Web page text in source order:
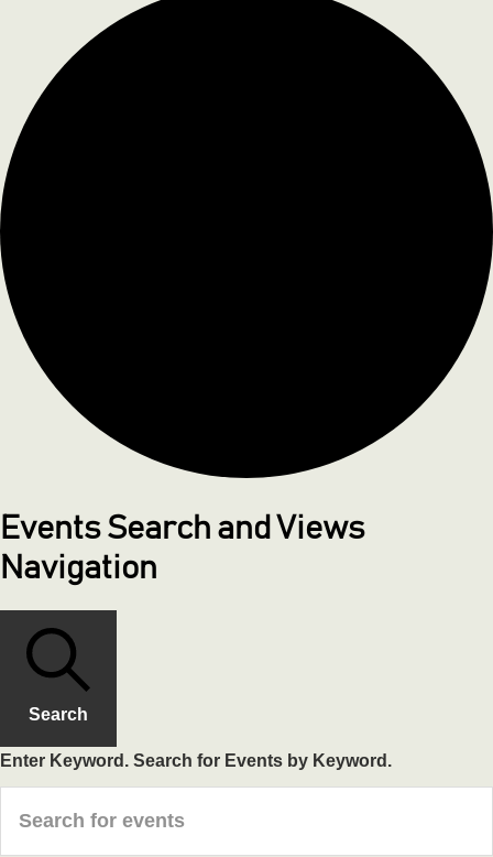
Events Search and Views
Navigation
Search
Enter Keyword. Search for Events by Keyword.